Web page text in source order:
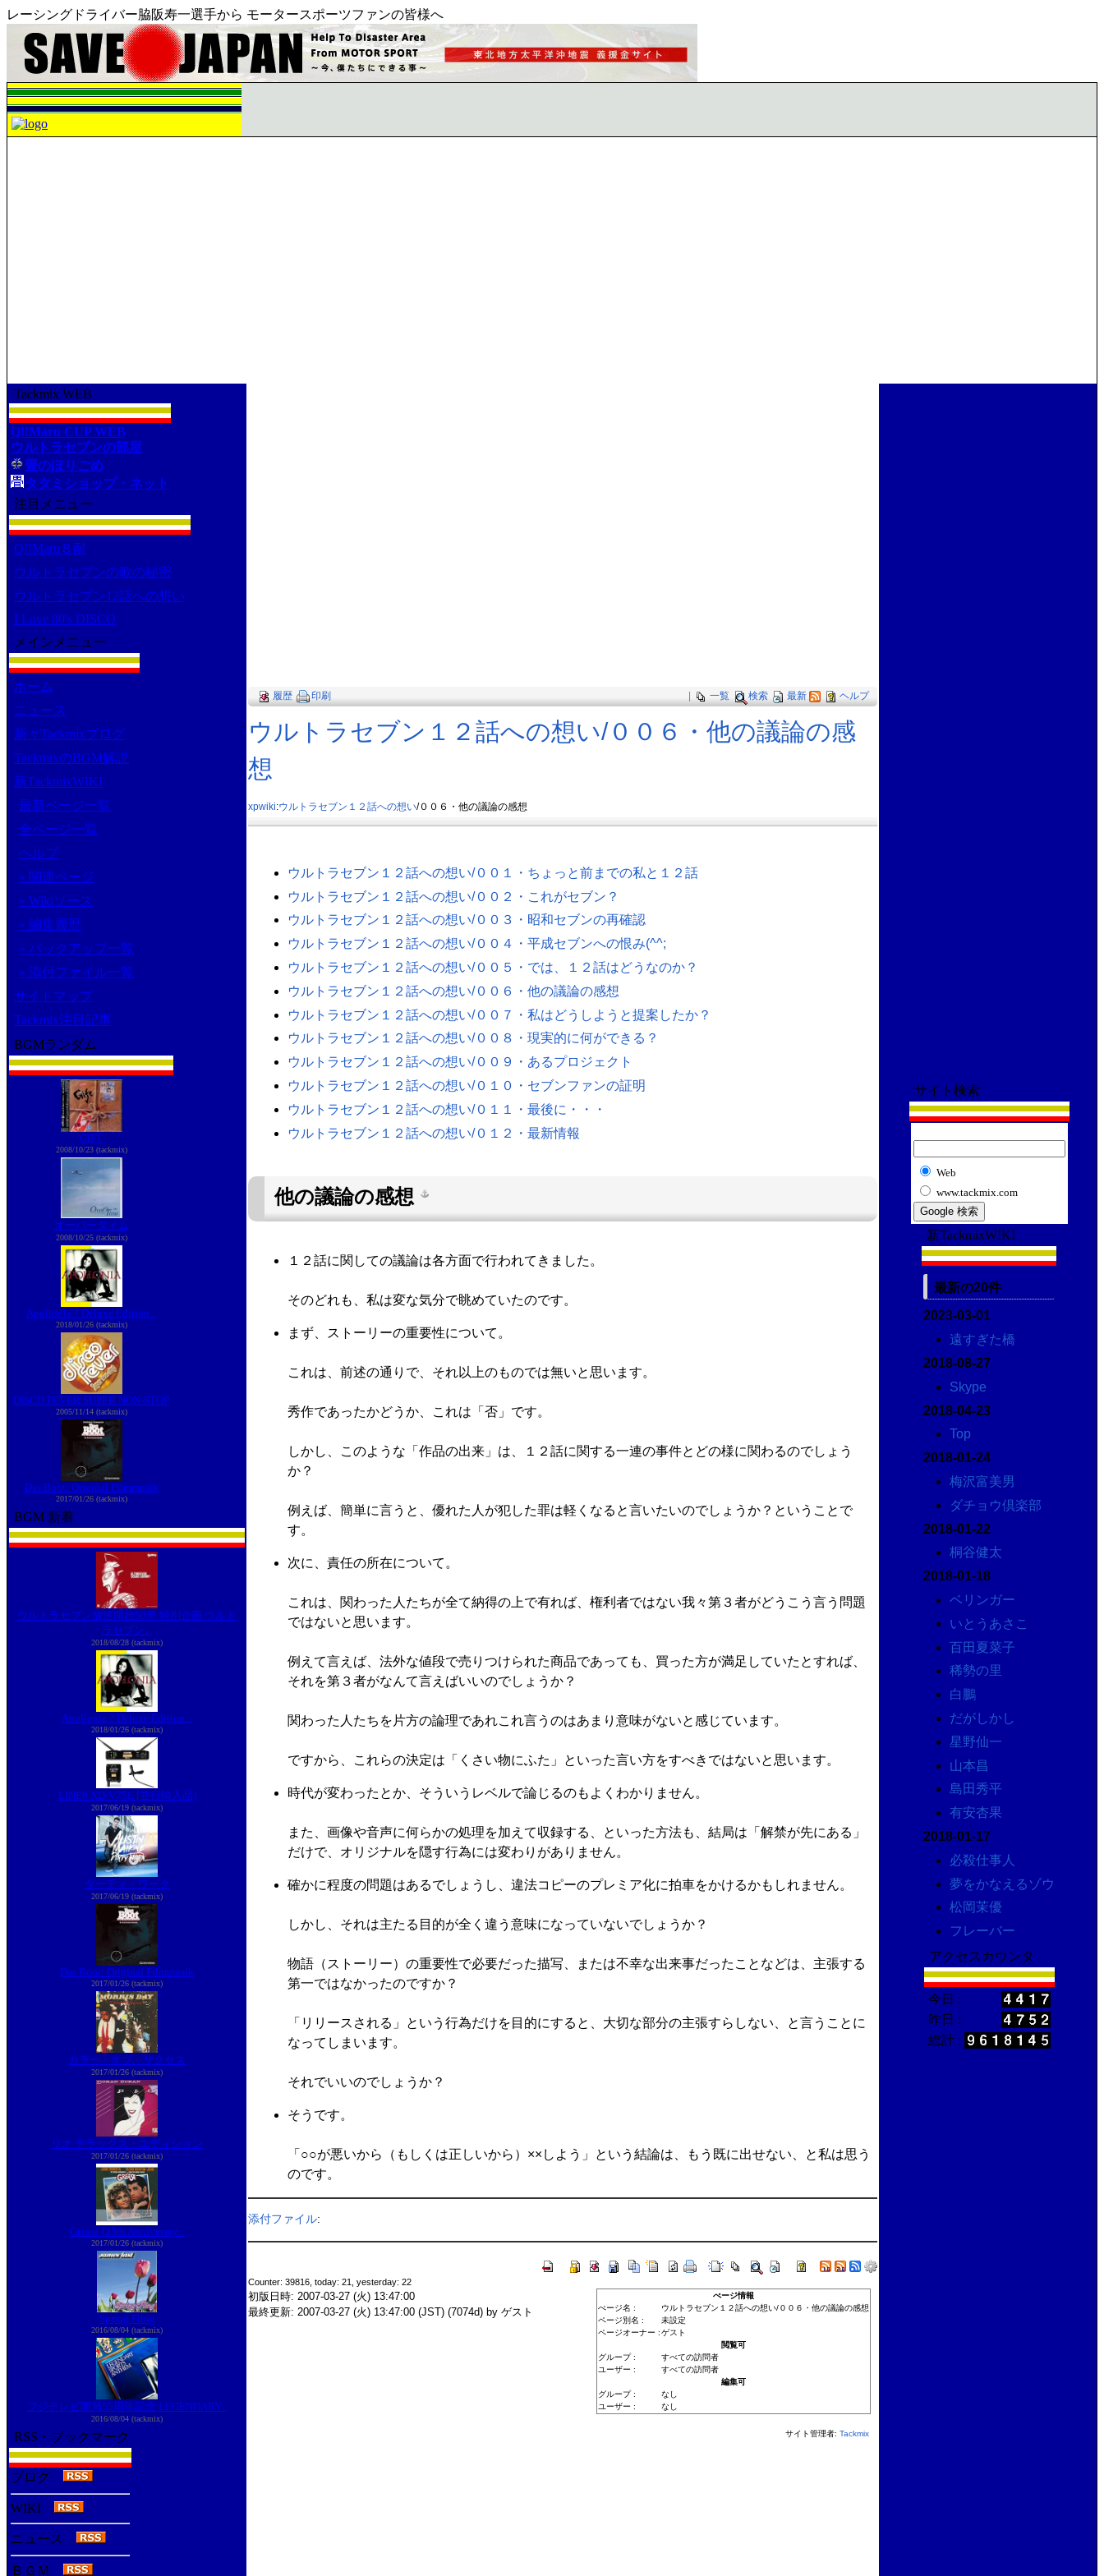
レーシングドライバー脇阪寿一選手から モータースポーツファンの皆様へ
Tackmix WEB
Q!!Maru CUP WEB
ウルトラセブンの部屋
畳のほりごめ
タタミショップ・ネット
注目メニュー
Q!!Maru８耐
ウルトラセブンの歌の秘密
ウルトラセブン12話への想い
I Love 80's DISCO
メインメニュー
ホーム
ニュース
新々Tackmixブログ
TackmixのBGM解説
新TackmixWIKI
最新ページ一覧
全ページ一覧
ヘルプ
» 関連ページ
» Wikiソース
» 編集履歴
» バックアップ一覧
» 添付ファイル一覧
サイトマップ
Tackmix注目記事
BGMランダム
GIFT
2008/10/23 (tackmix)
オーバータイム
2008/10/25 (tackmix)
Apollonia ? Deluxe Edition...
2018/01/26 (tackmix)
DISCO FEVER SUPER NON-STOP
2005/11/14 (tackmix)
Das Boot: Original Filmmusik
2017/01/26 (tackmix)
BGM 新着
ウルトラセブン放送開始50年 特別企画 ウルト
ラセブン...
2018/08/28 (tackmix)
Apollonia ? Deluxe Edition...
2018/01/26 (tackmix)
LINE6 XD-V75L [並行輸入品]
2017/06/19 (tackmix)
ダーティ・ワーク
2017/06/19 (tackmix)
Das Boot: Original Filmmusik
2017/01/26 (tackmix)
カラー・オブ・サクセス
2017/01/26 (tackmix)
リオ デラックス・エディション
2017/01/26 (tackmix)
Grease [25th Anniversay...
2017/01/26 (tackmix)
Spring Fling
2016/08/04 (tackmix)
フジテレビ開局55周年記念 LEGENDARY...
2016/08/04 (tackmix)
RSS・ブックマーク
ブログ
WIKI
ニュース
ＢＧＭ
一覧 検索 最新 ヘルプ
履歴 印刷
ウルトラセブン１２話への想い​/００６・他の議論の感
想
xpwiki:ウルトラセブン１２話への想い/００６・他の議論の感想
ウルトラセブン１２話への想い/００１・ちょっと前までの私と１２話
ウルトラセブン１２話への想い/００２・これがセブン？
ウルトラセブン１２話への想い/００３・昭和セブンの再確認
ウルトラセブン１２話への想い/００４・平成セブンへの恨み(^^;
ウルトラセブン１２話への想い/００５・では、１２話はどうなのか？
ウルトラセブン１２話への想い/００６・他の議論の感想
ウルトラセブン１２話への想い/００７・私はどうしようと提案したか？
ウルトラセブン１２話への想い/００８・現実的に何ができる？
ウルトラセブン１２話への想い/００９・あるプロジェクト
ウルトラセブン１２話への想い/０１０・セブンファンの証明
ウルトラセブン１２話への想い/０１１・最後に・・・
ウルトラセブン１２話への想い/０１２・最新情報
他の議論の感想
１２話に関しての議論は各方面で行われてきました。
そのどれも、私は変な気分で眺めていたのです。
まず、ストーリーの重要性について。
これは、前述の通りで、それ以上のものでは無いと思います。
秀作であったかどうか、これは「否」です。
しかし、このような「作品の出来」は、１２話に関する一連の事件とどの様に関わるのでしょう
か？
例えば、簡単に言うと、優れた人が犯した罪は軽くなると言いたいのでしょうか？ということで
す。
次に、責任の所在について。
これは、関わった人たちが全て納得の上で有れば、権利者ではない我々第３者がどうこう言う問題
ではないと思います。
例えて言えば、法外な値段で売りつけられた商品であっても、買った方が満足していたとすれば、
それを第３者がなんて言えばいいのでしょうか？
関わった人たちを片方の論理であれこれ言うのはあまり意味がないと感じています。
ですから、これらの決定は「くさい物にふた」といった言い方をすべきではないと思います。
時代が変わったとか、そういうレベルで論じるのもよくわかりません。
また、画像や音声に何らかの処理を加えて収録する、といった方法も、結局は「解禁が先にある」
だけで、オリジナルを隠す行為には変わりがありません。
確かに程度の問題はあるでしょうし、違法コピーのプレミア化に拍車をかけるかもしれません。
しかし、それは主たる目的が全く違う意味になっていないでしょうか？
物語（ストーリー）の重要性で必要だった描写、または不幸な出来事だったことなどは、主張する
第一ではなかったのですか？
「リリースされる」という行為だけを目的にすると、大切な部分の主張すらしない、と言うことに
なってしまいます。
それでいいのでしょうか？
そうです。
「○○が悪いから（もしくは正しいから）××しよう」という結論は、もう既に出せない、と私は思う
のです。
添付ファイル:
ぺージ情報
ぺージ名 :
ウルトラセブン１２話への想い/００６・他の議論の感想
ページ別名 :
未設定
ページオーナー :ゲスト
閲覧可
グループ :
すべての訪問者
ユーザー :
すべての訪問者
編集可
グループ :
なし
ユーザー :
なし
Counter: 39816, today: 21, yesterday: 22
初版日時: 2007-03-27 (火) 13:47:00
最終更新: 2007-03-27 (火) 13:47:00 (JST) (7074d) by ゲスト
サイト管理者: Tackmix
サイト検索
Web
www.tackmix.com
新TackmixWIKI
最新の20件
2023-03-01
遠すぎた橋
2018-08-27
Skype
2018-04-23
Top
2018-01-24
梅沢富美男
ダチョウ倶楽部
2018-01-22
桐谷健太
2018-01-18
ベリンガー
いとうあさこ
百田夏菜子
稀勢の里
白鵬
だがしかし
星野仙一
山本昌
島田秀平
有安杏果
2018-01-17
必殺仕事人
夢をかなえるゾウ
松岡茉優
フレーバー
アクセスカウンタ
今日 :
昨日 :
総計 :